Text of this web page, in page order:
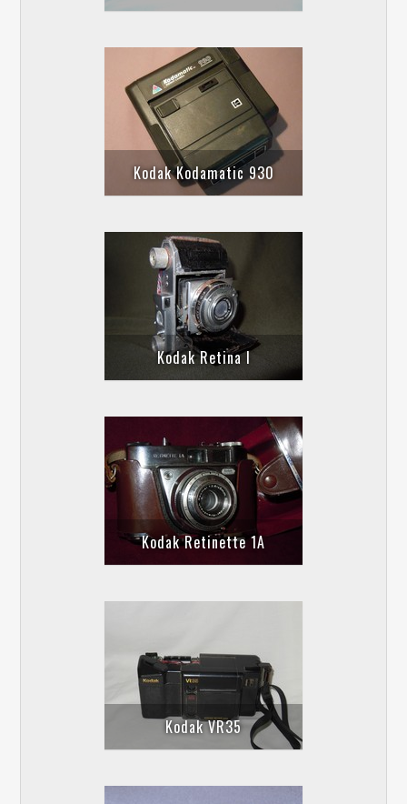
Kodak Kodamatic 930
Kodak Retina I
Kodak Retinette 1A
Kodak VR35